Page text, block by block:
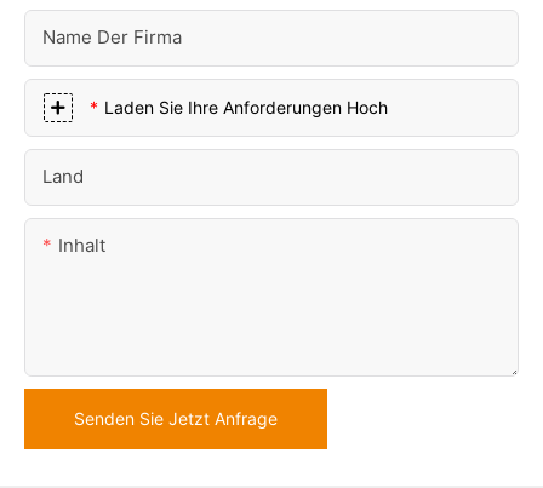
Name Der Firma
Laden Sie Ihre Anforderungen Hoch
Land
Inhalt
Senden Sie Jetzt Anfrage